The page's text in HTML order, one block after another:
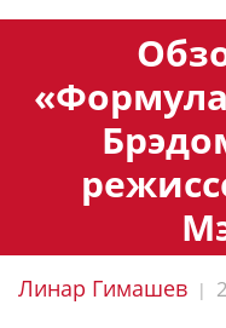
Линар Гимашев |